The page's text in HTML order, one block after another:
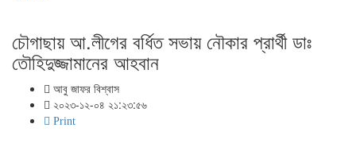
চৌগাছায় আ.লীগের বর্ধিত সভায় নৌকার প্রার্থী ডাঃ
তৌহিদুজ্জামানের আহবান
আবু জাফর বিশ্বাস
২০২৩-১২-০৪ ২১:২৩:৫৬
Print